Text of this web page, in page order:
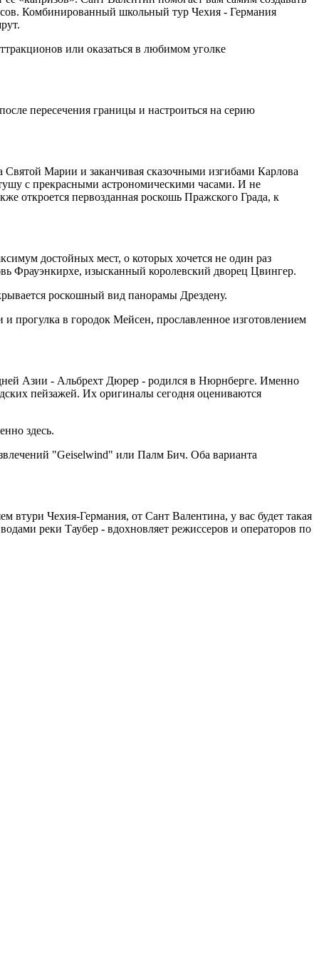
Комбинированный школьный тур Чехия - Германия
или оказаться в любимом уголке
пересечения границы и настроиться на серию
Святой Марии и заканчивая сказочными изгибами Карлова
с прекрасными астрономическими часами. И не
откроется первозданная роскошь Пражского Града, к
достойных мест, о которых хочется не один раз
Фрауэнкирхе, изысканный королевский дворец Цвингер.
роскошный вид панорамы Дрездену.
прогулка в городок Мейсен, прославленное изготовлением
Азии - Альбрехт Дюрер - родился в Нюрнберге. Именно
пейзажей. Их оригиналы сегодня оцениваются
здесь.
"Geiselwind" или Палм Бич. Оба варианта
втури Чехия-Германия, от Сант Валентина, у вас будет такая
реки Таубер - вдохновляет режиссеров и операторов по